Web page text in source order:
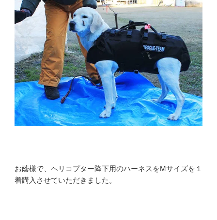
お蔭様で、ヘリコプター降下用のハーネスをMサイズを１
着購入させていただきました。